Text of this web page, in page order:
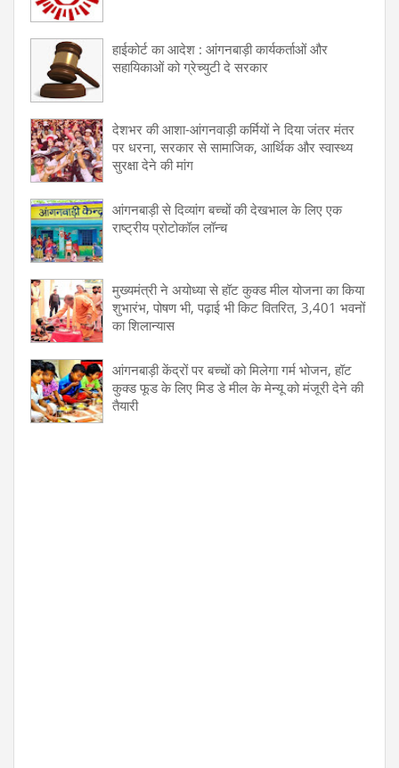
हाईकोर्ट का आदेश : आंगनबाड़ी कार्यकर्ताओं और
सहायिकाओं को ग्रेच्युटी दे सरकार
देशभर की आशा-आंगनवाड़ी कर्मियों ने दिया जंतर मंतर
पर धरना, सरकार से सामाजिक, आर्थिक और स्वास्थ्य
सुरक्षा देने की मांग
आंगनबाड़ी से दिव्यांग बच्चों की देखभाल के लिए एक
राष्ट्रीय प्रोटोकॉल लॉन्च
मुख्यमंत्री ने अयोध्या से हॉट कुक्ड मील योजना का किया
शुभारंभ, पोषण भी, पढ़ाई भी किट वितरित, 3,401 भवनों
का शिलान्यास
आंगनबाड़ी केंद्रों पर बच्चों को मिलेगा गर्म भोजन, हॉट
कुक्ड फूड के लिए मिड डे मील के मेन्यू को मंजूरी देने की
तैयारी